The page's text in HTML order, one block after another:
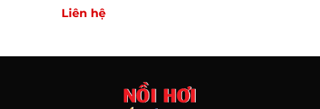
Liên hệ